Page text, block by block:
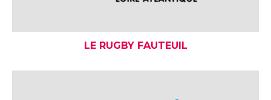
LE RUGBY FAUTEUIL